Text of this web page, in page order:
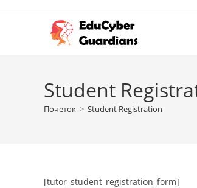
Student
Почеток > Student Registration
[tutor_student_registration_form]